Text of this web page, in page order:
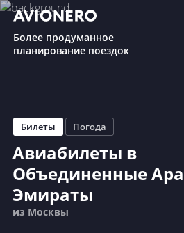
Более продуманное
планирование поездок
Билеты Погода
Авиабилеты в
Объединенные
Эмираты
из Москвы